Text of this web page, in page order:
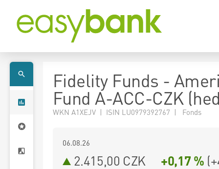
Fidelity Funds -
Fund A-ACC-CZK
WKN A1XEJV | ISIN LU0979392767 | Fonds
06.08.26
2.415,00 CZK +0,17 % (